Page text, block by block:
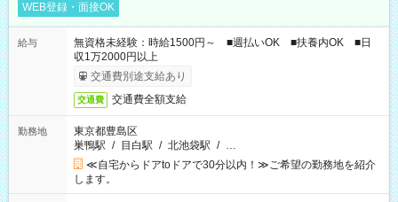
WEB登録・面接OK
給与
無資格未経験：時給1500円～ ■週払いOK ■扶養内OK ■日
収1万2000円以上
交通費別途支給あり
交通費 交通費全額支給
勤務地
東京都豊島区
巣鴨駅 / 目白駅 / 北池袋駅 / …
≪自宅からドアtoドアで30分以内！≫ご希望の勤務地を紹介
します。